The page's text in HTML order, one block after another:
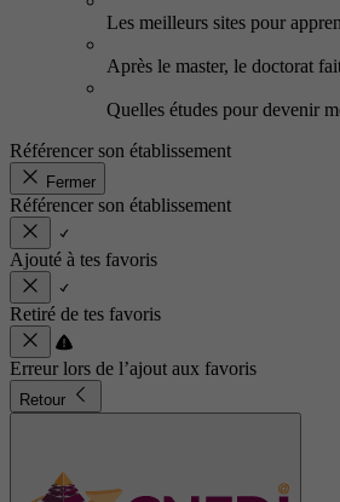
Les meilleurs sites pour
Après le master, le doctorat
Quelles études pour devenir
Référencer son établissement
Fermer
Référencer son établissement
Ajouté à tes favoris
Retiré de tes favoris
Erreur lors de l’ajout aux favoris
Retour